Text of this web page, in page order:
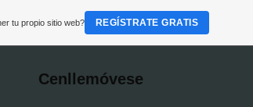
Cenllemóvese
tu propio sitio web? REGÍSTRATE GRATIS